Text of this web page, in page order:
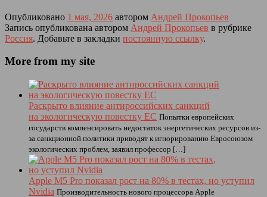
Опубликовано 1 мая, 2026 автором Андрей Прокопьев
Запись опубликована автором Андрей Прокопьев в рубрике
Россия. Добавьте в закладки постоянную ссылку.
More from my site
Раскрыто влияние антироссийских санкций
на экологическую повестку ЕС Попытки европейских
государств компенсировать недостаток энергетических ресурсов из-
за санкционной политики приводят к игнорированию Евросоюзом
экологических проблем, заявил профессор […]
Apple M5 Pro показал рост на 80% в тестах, но уступил
Nvidia Производительность нового процессора Apple